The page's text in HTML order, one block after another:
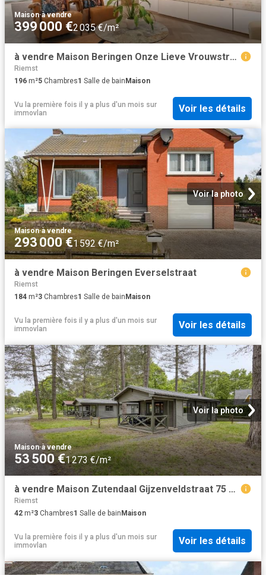
Maison·à vendre
399 000 €2 035 €/m²
à vendre Maison Beringen Onze Lieve Vrouwstraat
Riemst
196 m²5 Chambres1 Salle de bainMaison
Vu la première fois il y a plus d'un mois sur
immovlan
Voir les détails
Voir la photo
Maison·à vendre
293 000 €1 592 €/m²
à vendre Maison Beringen Everselstraat
Riemst
184 m²3 Chambres1 Salle de bain Maison
Vu la première fois il y a plus d'un mois sur
immovlan
Voir les détails
Voir la photo
Maison·à vendre
53 500 €1 273 €/m²
à vendre Maison Zutendaal Gijzenveldstraat 75 404
Riemst
42 m²3 Chambres1 Salle de bainMaison
Vu la première fois il y a plus d'un mois sur
immovlan
Voir les détails